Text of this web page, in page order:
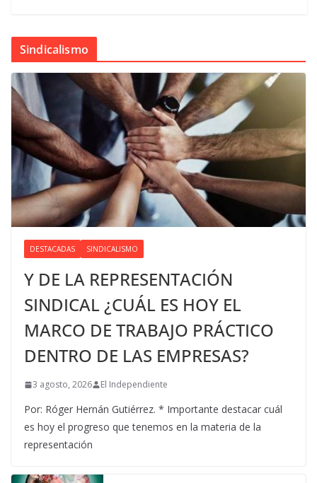
Sindicalismo
DESTACADAS SINDICALISMO
Y DE LA REPRESENTACIÓN
SINDICAL ¿CUÁL ES HOY EL
MARCO DE TRABAJO PRÁCTICO
DENTRO DE LAS EMPRESAS?
3 agosto, 2026 El Independiente
Por: Róger Hernán Gutiérrez. * Importante destacar cuál
es hoy el progreso que tenemos en la materia de la
representación